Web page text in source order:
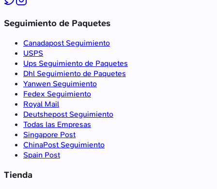
Seguimiento de Paquetes
Canadapost Seguimiento
USPS
Ups Seguimiento de Paquetes
Dhl Seguimiento de Paquetes
Yanwen Seguimiento
Fedex Seguimiento
Royal Mail
Deutshepost Seguimiento
Todas las Empresas
Singapore Post
ChinaPost Seguimiento
Spain Post
Tienda